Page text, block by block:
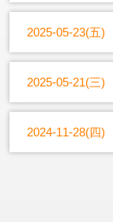
2025-05-23(五)
2025-05-21(三)
2024-11-28(四)